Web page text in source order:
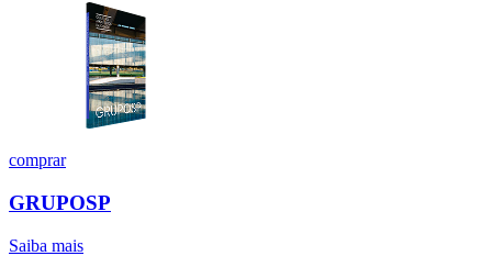
comprar
GRUPOSP
Saiba mais